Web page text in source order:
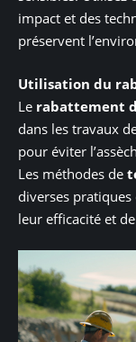
impact et des
préservent
Utilisation du
Le rabattement
dans les travaux
pour éviter
Les méthodes de
diverses
leur efficacité et